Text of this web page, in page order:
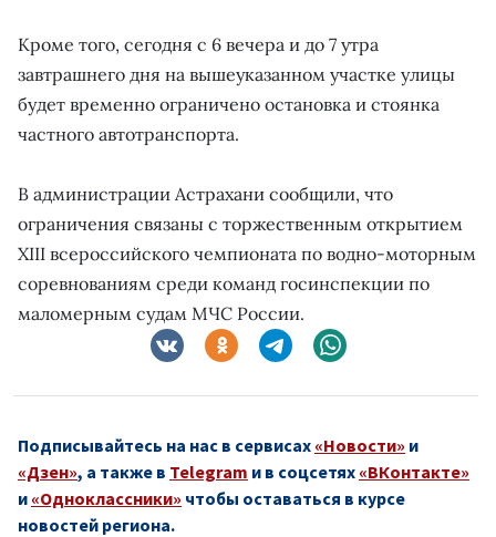
Кроме того, сегодня с 6 вечера и до 7 утра
завтрашнего дня на вышеуказанном участке улицы
будет временно ограничено остановка и стоянка
частного автотранспорта.
В администрации Астрахани сообщили, что
ограничения связаны с торжественным открытием
ХIII всероссийского чемпионата по водно-моторным
соревнованиям среди команд госинспекции по
маломерным судам МЧС России.
Подписывайтесь на нас в сервисах «Новости» и
«Дзен», а также в Telegram и в соцсетях «ВКонтакте»
и «Одноклассники» чтобы оставаться в курсе
новостей региона.